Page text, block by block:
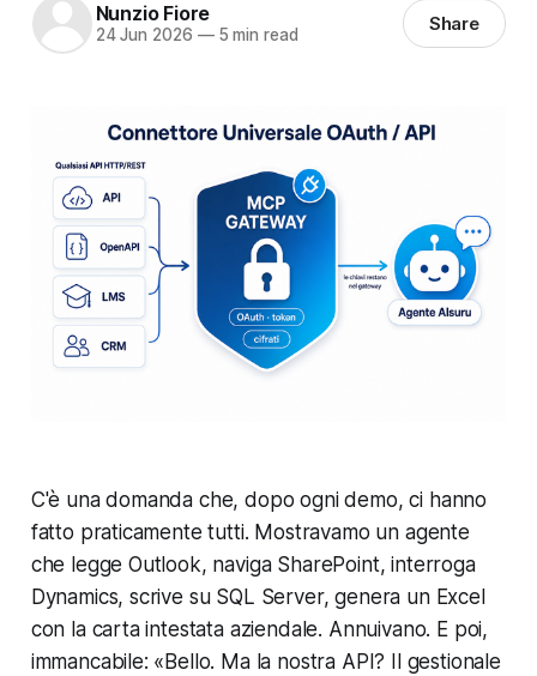
Nunzio Fiore
24 Jun 2026 —5 min read Share
C'è una domanda che, dopo ogni demo, ci hanno
fatto praticamente tutti. Mostravamo un agente
che legge Outlook, naviga SharePoint, interroga
Dynamics, scrive su SQL Server, genera un Excel
con la carta intestata aziendale. Annuivano. E poi,
immancabile: «Bello. Ma la nostra API? Il gestionale